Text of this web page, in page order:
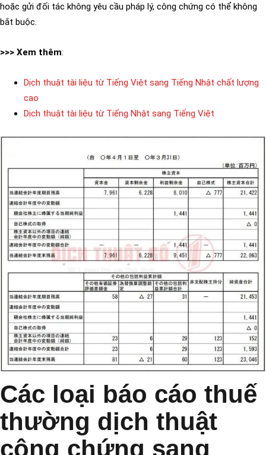
hoặc gửi đối tác không yêu cầu pháp lý, công chứng có thể không
bắt buộc.
>>> Xem thêm:
Dịch thuật tài liệu từ Tiếng Việt sang Tiếng Nhật chất lượng
cao
Dịch thuật tài liệu từ Tiếng Nhật sang Tiếng Việt
Các loại báo cáo thuế
thường dịch thuật
công chứng sang